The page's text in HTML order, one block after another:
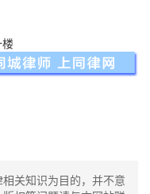
楼
关知识为目的，并不意